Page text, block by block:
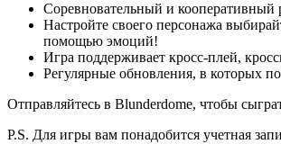
Соревновательный и кооперативный
Настройте своего персонажа
помощью эмоций!
Игра поддерживает кросс-плей,
Регулярные обновления, в которых
Отправляйтесь в Blunderdome, чтобы
P.S. Для игры вам понадобится учетная